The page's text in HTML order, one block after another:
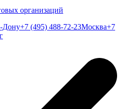
организаций
Дону+7 (495) 488-72-23Москва+7